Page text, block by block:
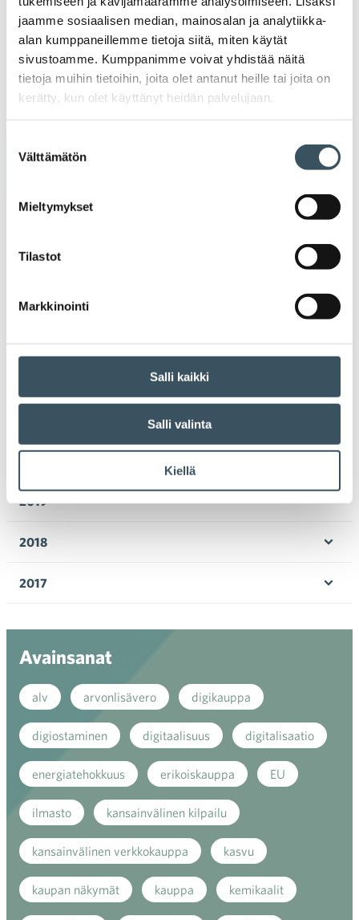
jaamme sosiaalisen median, mainosalan ja analytiikka-
alan kumppaneillemme tietoja siitä, miten käytät
sivustoamme. Kumppanimme voivat yhdistää näitä
tietoja muihin tietoihin, joita olet antanut heille tai joita on
kerätty, kun olet käyttänyt heidän palvelujaan.
valinta
Välttämätön
Mieltymykset
Tilastot
Markkinointi
Salli kaikki
Salli valinta
Kiellä
Medialle
Seuraa toimintaamme
Arkistot
2026
2025
2019
2018
2017
Avainsanat
alv arvonlisävero digikauppa
digiostaminen digitaalisuus digitalisaatio
energiatehokkuus erikoiskauppa EU
ilmasto kansainvälinen kilpailu
kansainvälinen verkkokauppa kasvu
kaupan näkymät kauppa kemikaalit